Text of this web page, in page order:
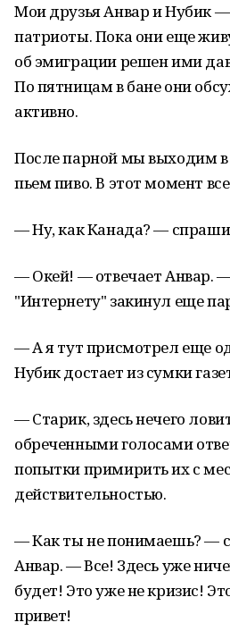
Мои друзья Анвар и Нубик
патриоты. Пока они еще
об эмиграции решен ими
По пятницам в бане они
активно.
После парной мы выходим
пьем пиво. В этот момент
— Ну, как Канада? —
— Окей! — отвечает Анвар.
"Интернету" закинул еще
— А я тут присмотрел еще
Нубик достает из сумки
— Старик, здесь нечего
обреченными голосами
попытки примирить их с
действительностью.
— Как ты не понимаешь? —
Анвар. — Все! Здесь уже
будет! Это уже не кризис!
привет!